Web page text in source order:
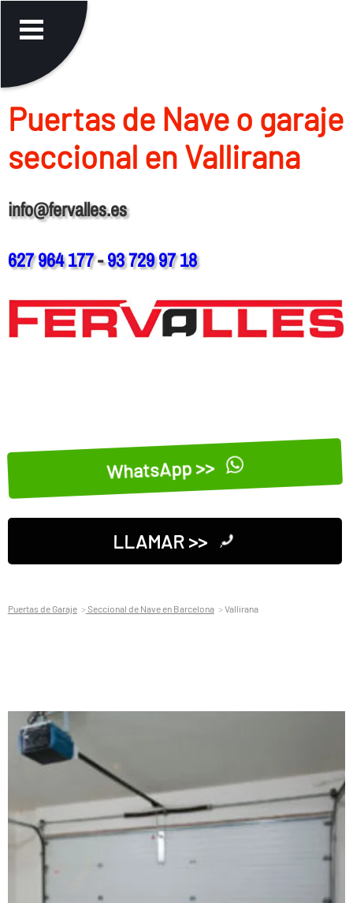
Puertas de Nave o garaje
seccional en Vallirana
info@fervalles.es
627 964 177-93 729 97 18
WhatsApp >>
LLAMAR >>
Puertas de Garaje Seccional de Nave en Barcelona Vallirana